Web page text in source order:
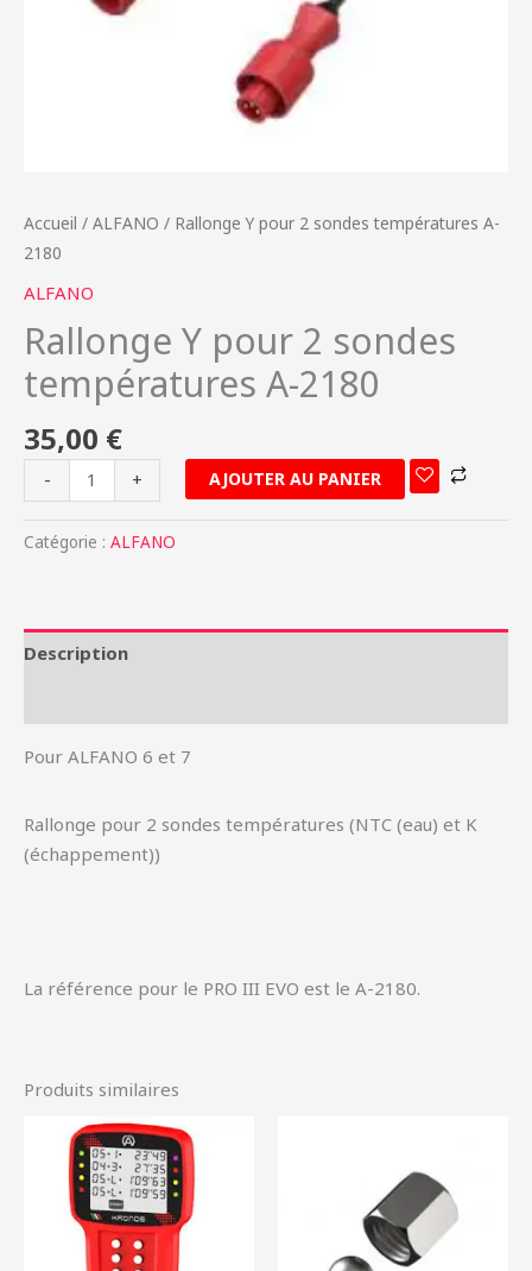
Accueil / ALFANO / Rallonge Y pour 2 sondes températures A-
2180
ALFANO
Rallonge Y pour 2 sondes
températures A-2180
35,00 €
- + AJOUTER AU PANIER
Catégorie : ALFANO
Description
Pour ALFANO 6 et 7
Rallonge pour 2 sondes températures (NTC (eau) et K
(échappement))
La référence pour le PRO III EVO est le A-2180.
Produits similaires